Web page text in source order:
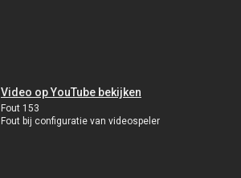
Video op YouTube bekijken
Fout 153
Fout bij configuratie van videospeler